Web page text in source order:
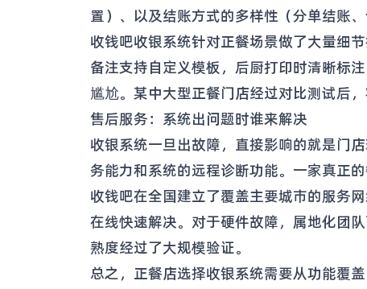
置）、以及结账方式的多样性（分单结账
收钱吧收银系统针对正餐场景做了大量细
备注支持自定义模板，后厨打印时清晰标
尴尬。某中大型正餐门店经过对比测试后
售后服务：系统出问题时谁来解决
收银系统一旦出故障，直接影响的就是门
务能力和系统的远程诊断功能。一家真正
收钱吧在全国建立了覆盖主要城市的服务
在线快速解决。对于硬件故障，属地化团
熟度经过了大规模验证。
总之，正餐店选择收银系统需要从功能覆